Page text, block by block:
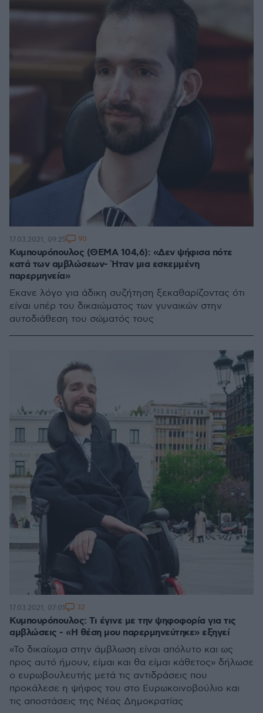
Κυμπουρόπουλος (ΘΕΜΑ 104,6): «Δεν ψήφισα πότε
κατά των αμβλώσεων- Ήταν μια εσκεμμένη
παρερμηνεία»
Έκανε λόγο για άδικη συζήτηση ξεκαθαρίζοντας ότι
είναι υπέρ του δικαιώματος των γυναικών στην
αυτοδιάθεση του σώματός τους
17.03.2021, 09:25 90
Κυμπουρόπουλος: Τι έγινε με την ψηφοφορία για τις
αμβλώσεις - «Η θέση μου παρερμηνεύτηκε» εξηγεί
«Το δικαίωμα στην άμβλωση είναι απόλυτο και ως
προς αυτό ήμουν, είμαι και θα είμαι κάθετος» δήλωσε
ο ευρωβουλευτής μετά τις αντιδράσεις που
προκάλεσε η ψήφος του στο Ευρωκοινοβούλιο και
τις αποστάσεις της Νέας Δημοκρατίας
17.03.2021, 07:01 32